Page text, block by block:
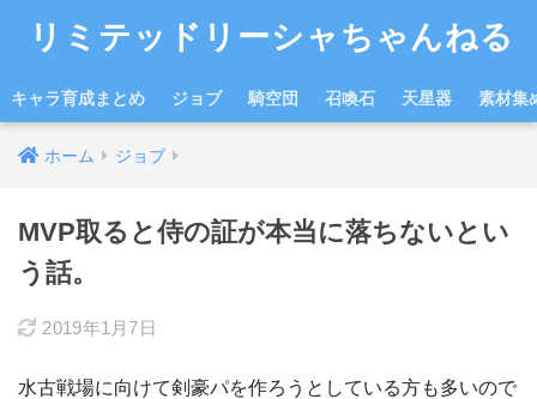
リミテッドリーシャちゃんねる
キャラ育成まとめ ジョブ 騎空団 召喚石 天星器 素材集
ホーム ジョブ
MVP取ると侍の証が本当に落ちないとい
う話。
2019年1月7日
水古戦場に向けて剣豪パを作ろうとしている方も多いので